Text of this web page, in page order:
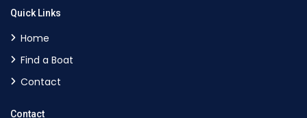
Quick Links
Home
Find a Boat
Contact
Contact